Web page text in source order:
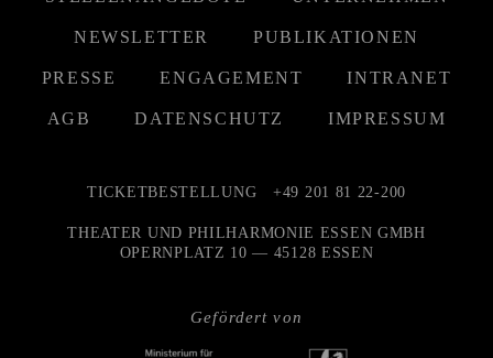
NEWSLETTER PUBLIKATIONEN
PRESSE ENGAGEMENT INTRANET
AGB DATENSCHUTZ IMPRESSUM
Gefördert von
TICKETBESTELLUNG +49 201 81 22-200
THEATER UND PHILHARMONIE ESSEN GMBH
OPERNPLATZ 10 — 45128 ESSEN